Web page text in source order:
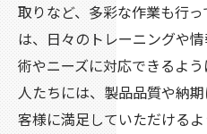
取りなど、多彩な作業も行
は、日々のトレーニングや
術やニーズに対応できるよ
人たちには、製品品質や納
客様に満足していただける